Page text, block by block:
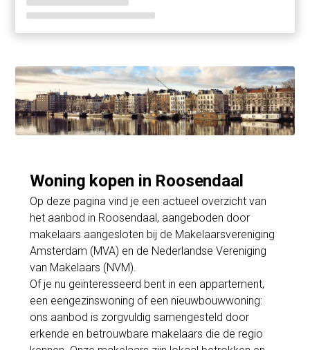
Woning kopen in Roosendaal
Op deze pagina vind je een actueel overzicht van
het aanbod in Roosendaal, aangeboden door
makelaars aangesloten bij de Makelaarsvereniging
Amsterdam (MVA) en de Nederlandse Vereniging
van Makelaars (NVM).
Of je nu geïnteresseerd bent in een appartement,
een eengezinswoning of een nieuwbouwwoning:
ons aanbod is zorgvuldig samengesteld door
erkende en betrouwbare makelaars die de regio